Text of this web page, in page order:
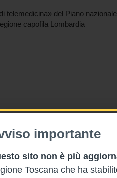
importante
sito non è più
Toscana che ha
telemedicina» del Piano
capofila Lombardia